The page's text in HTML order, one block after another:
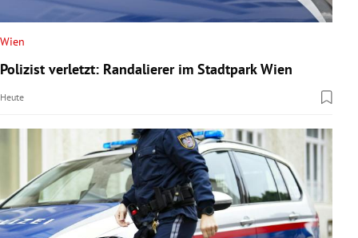
Wien
Polizist verletzt: Randalierer im Stadtpark Wien
Heute